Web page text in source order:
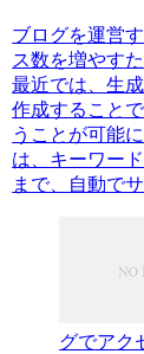
ブログを運営
ス数を増やす
最近では、生
作成すること
うことが可能
は、キーワー
まで、自動で
グでアク